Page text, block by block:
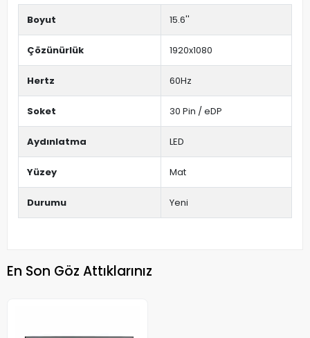
Boyut 15.6''
Çözünürlük 1920x1080
Hertz 60Hz
Soket 30 Pin / eDP
Aydınlatma LED
Yüzey Mat
Durumu Yeni
En Son Göz Attıklarınız